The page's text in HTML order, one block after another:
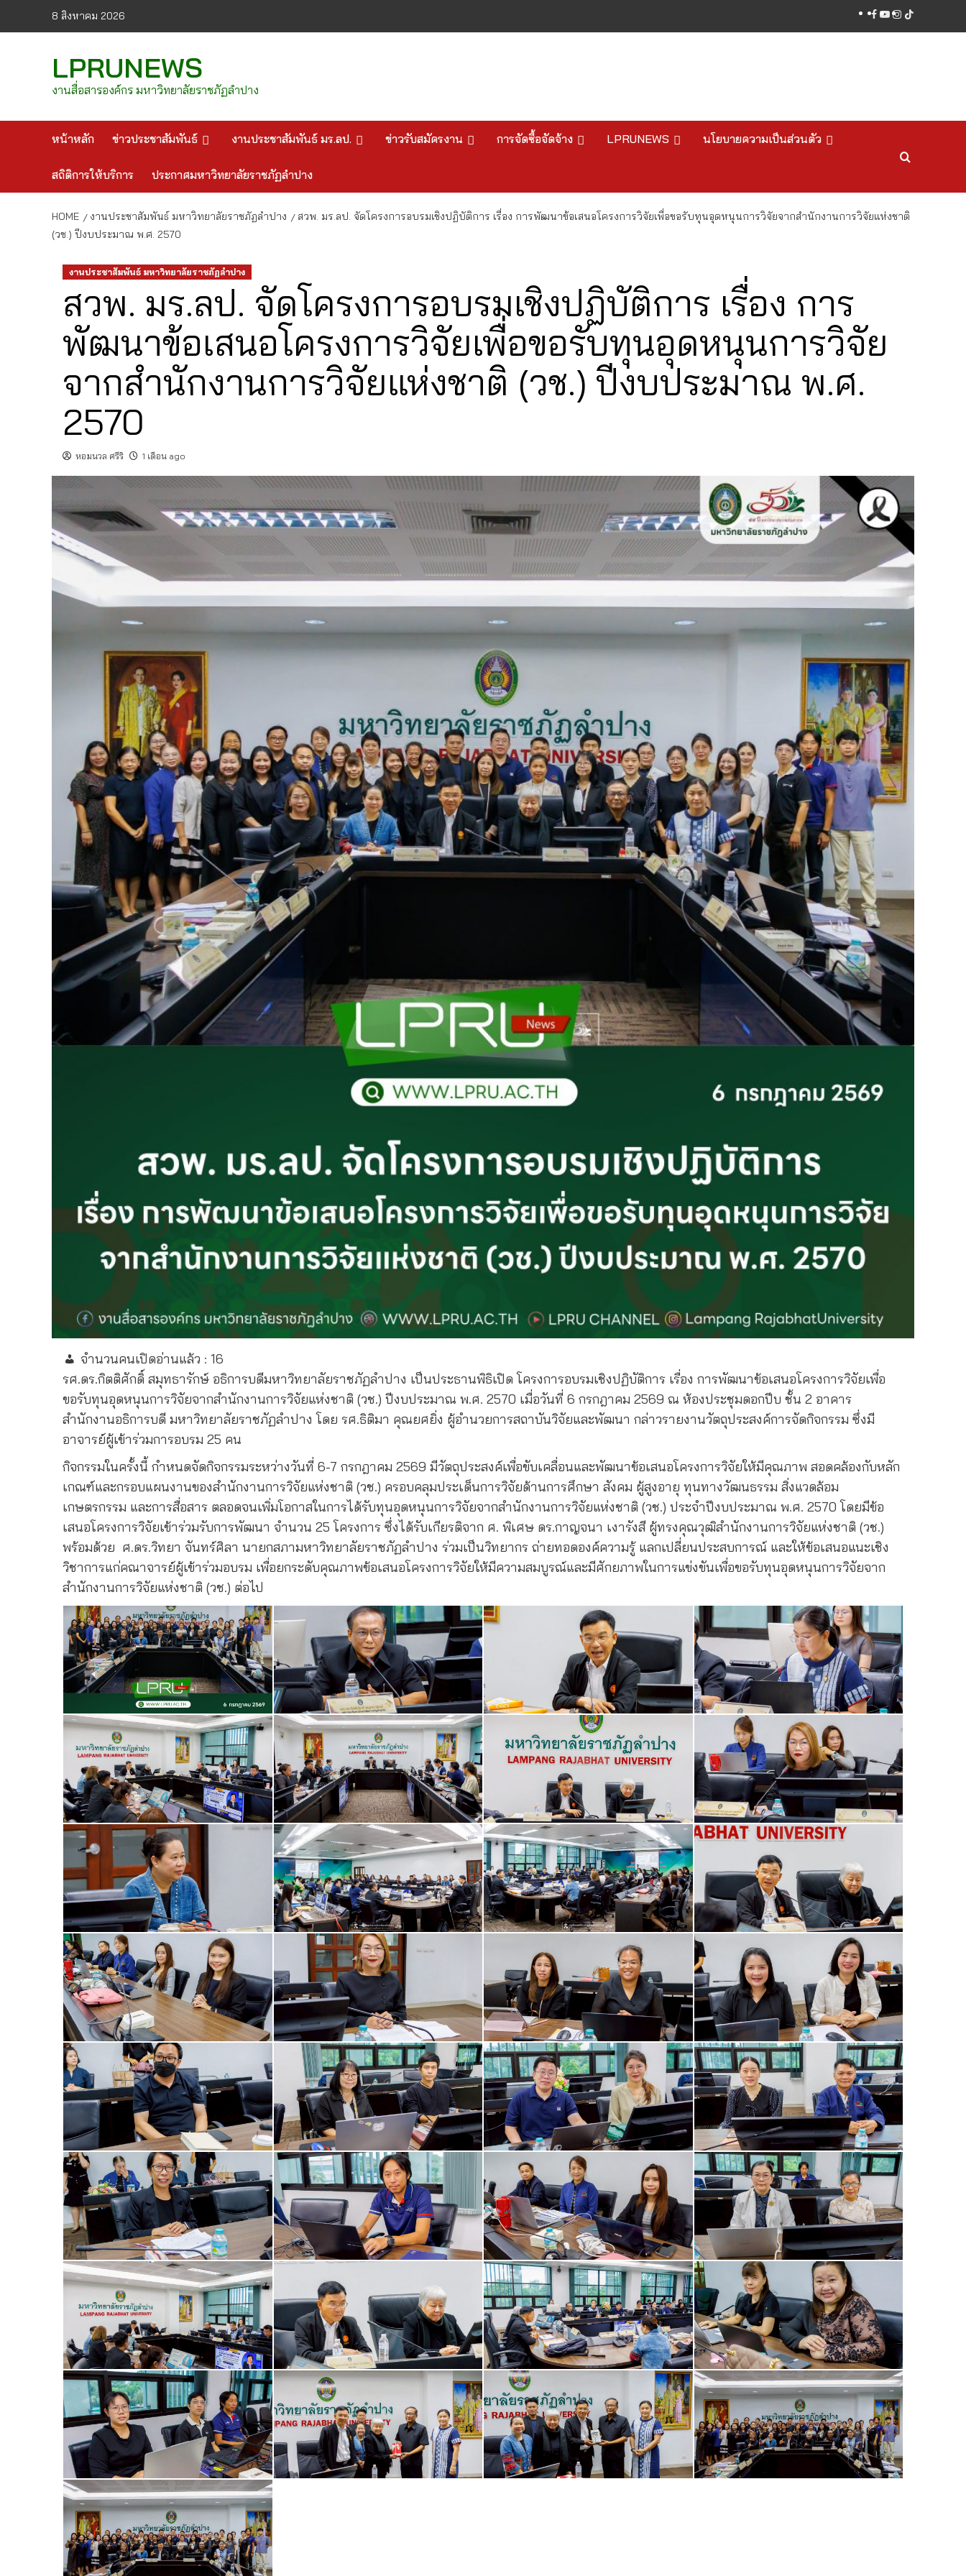
8 สิงหาคม 2026 facebook
youtube
instagram
tiktok
LPRUNEWS
งานสื่อสารองค์กร มหาวิทยาลัยราชภัฏลำปาง
หน้าหลัก ข่าวประชาสัมพันธ์ งานประชาสัมพันธ์ มร.ลป. ข่าวรับสมัครงาน การจัดซื้อจัดจ้าง LPRUNEWS นโยบายความเป็นส่วนตัว
สถิติการให้บริการ ประกาศมหาวิทยาลัยราชภัฏลำปาง
HOME งานประชาสัมพันธ์ มหาวิทยาลัยราชภัฏลำปาง
สวพ. มร.ลป. จัดโครงการอบรมเชิงปฏิบัติการ เรื่อง การพัฒนาข้อเสนอโครงการวิจัยเพื่อขอรับทุนอุดหนุนการวิจัยจากสำนักงานการวิจัยแห่งชาติ
(วช.) ปีงบประมาณ พ.ศ. 2570
งานประชาสัมพันธ์ มหาวิทยาลัยราชภัฏลำปาง
สวพ. มร.ลป. จัดโครงการอบรมเชิงปฏิบัติการ เรื่อง การ
พัฒนาข้อเสนอโครงการวิจัยเพื่อขอรับทุนอุดหนุนการวิจัย
จากสำนักงานการวิจัยแห่งชาติ (วช.) ปีงบประมาณ พ.ศ.
2570
หอมนวล ศรีริ 1 เดือน ago
จำนวนคนเปิดอ่านแล้ว : 16
รศ.ดร.กิตติศักดิ์ สมุทธารักษ์ อธิการบดีมหาวิทยาลัยราชภัฏลำปาง เป็นประธานพิธิเปิด โครงการอบรมเชิงปฏิบัติการ เรื่อง การพัฒนาข้อเสนอโครงการวิจัยเพื่อ
ขอรับทุนอุดหนุนการวิจัยจากสำนักงานการวิจัยแห่งชาติ (วช.) ปีงบประมาณ พ.ศ. 2570 เมื่อวันที่ 6 กรกฎาคม 2569 ณ ห้องประชุมดอกปีบ ชั้น 2 อาคาร
สำนักงานอธิการบดี มหาวิทยาลัยราชภัฏลำปาง โดย รศ.ธิติมา คุณยศยิ่ง ผู้อำนวยการสถาบันวิจัยและพัฒนา กล่าวรายงานวัตถุประสงค์การจัดกิจกรรม ซึ่งมี
อาจารย์ผู้เข้าร่วมการอบรม 25 คน
กิจกรรมในครั้งนี้ กำหนดจัดกิจกรรมระหว่างวันที่ 6-7 กรกฎาคม 2569 มีวัตถุประสงค์เพื่อขับเคลื่อนและพัฒนาข้อเสนอโครงการวิจัยให้มีคุณภาพ สอดคล้องกับหลัก
เกณฑ์และกรอบแผนงานของสำนักงานการวิจัยแห่งชาติ (วช.) ครอบคลุมประเด็นการวิจัยด้านการศึกษา สังคม ผู้สูงอายุ ทุนทางวัฒนธรรม สิ่งแวดล้อม
เกษตรกรรม และการสื่อสาร ตลอดจนเพิ่มโอกาสในการได้รับทุนอุดหนุนการวิจัยจากสำนักงานการวิจัยแห่งชาติ (วช.) ประจำปีงบประมาณ พ.ศ. 2570 โดยมีข้อ
เสนอโครงการวิจัยเข้าร่วมรับการพัฒนา จำนวน 25 โครงการ ซึ่งได้รับเกียรติจาก ศ. พิเศษ ดร.กาญจนา เงารังสี ผู้ทรงคุณวุฒิสำนักงานการวิจัยแห่งชาติ (วช.)
พร้อมด้วย ศ.ดร.วิทยา จันทร์ศิลา นายกสภามหาวิทยาลัยราชภัฏลำปาง ร่วมเป็นวิทยากร ถ่ายทอดองค์ความรู้ แลกเปลี่ยนประสบการณ์ และให้ข้อเสนอแนะเชิง
วิชาการแก่คณาจารย์ผู้เข้าร่วมอบรม เพื่อยกระดับคุณภาพข้อเสนอโครงการวิจัยให้มีความสมบูรณ์และมีศักยภาพในการแข่งขันเพื่อขอรับทุนอุดหนุนการวิจัยจาก
สำนักงานการวิจัยแห่งชาติ (วช.) ต่อไป